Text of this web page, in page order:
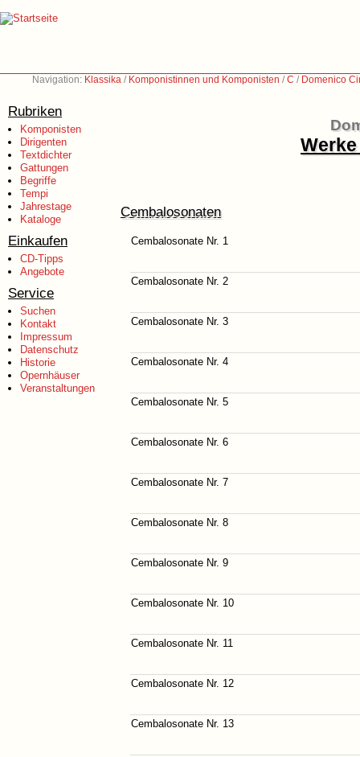
Navigation: Klassika / Komponistinnen und Komponisten /C / Domenico
Rubriken
Komponisten
Dirigenten
Textdichter
Gattungen
Begriffe
Tempi
Jahrestage
Kataloge
Einkaufen
CD-Tipps
Angebote
Service
Suchen
Kontakt
Impressum
Datenschutz
Historie
Opernhäuser
Veranstaltungen
Cembalosonaten
Cembalosonate Nr. 1
Cembalosonate Nr. 2
Cembalosonate Nr. 3
Cembalosonate Nr. 4
Cembalosonate Nr. 5
Cembalosonate Nr. 6
Cembalosonate Nr. 7
Cembalosonate Nr. 8
Cembalosonate Nr. 9
Cembalosonate Nr. 10
Cembalosonate Nr. 11
Cembalosonate Nr. 12
Cembalosonate Nr. 13